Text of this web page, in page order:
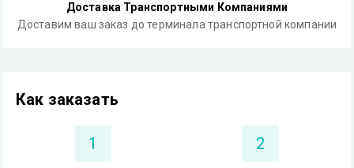
Доставка Транспортными Компаниями
Доставим ваш заказ до терминала транспортной компании
Как заказать
1 2